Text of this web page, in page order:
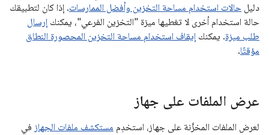
دليل حالات استخدام مساحة التخزين وأفضل الممارسات. إذا كان لتطبيقك
حالة استخدام أخرى لا تغطيها ميزة "التخزين الفرعي"، يمكنك إرسال
طلب ميزة. يمكنك إيقاف استخدام مساحة التخزين المحصورة النطاق
مؤقتًا.
عرض الملفات على جهاز
لعرض الملفات المخزَّنة على جهاز، استخدِم مستكشف ملفات الجهاز في